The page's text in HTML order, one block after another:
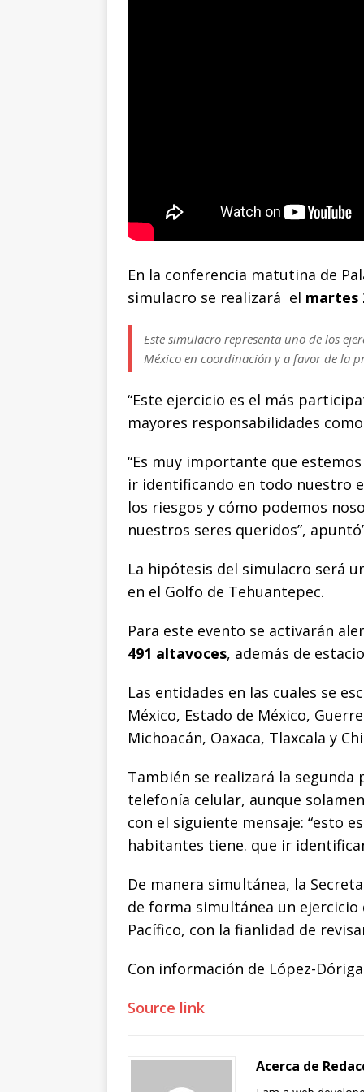
En la conferencia matutina de
simulacro se realizará el martes
Este simulacro representa uno de los
México en coordinación y a favor de la
“Este ejercicio es el más
mayores responsabilidades
“Es muy importante que
ir identificando en todo nuestro
los riesgos y cómo podemos
nuestros seres queridos”,
La hipótesis del simulacro será
en el Golfo de Tehuantepec.
Para este evento se activarán
491 altavoces, además de
Las entidades en las cuales se
México, Estado de México,
Michoacán, Oaxaca, Tlaxcala y
También se realizará la
telefonía celular, aunque
con el siguiente mensaje: “esto
habitantes tiene. que ir
De manera simultánea, la
de forma simultánea un
Pacífico, con la fianlidad de
Con información de López-
Source link
Acerca de